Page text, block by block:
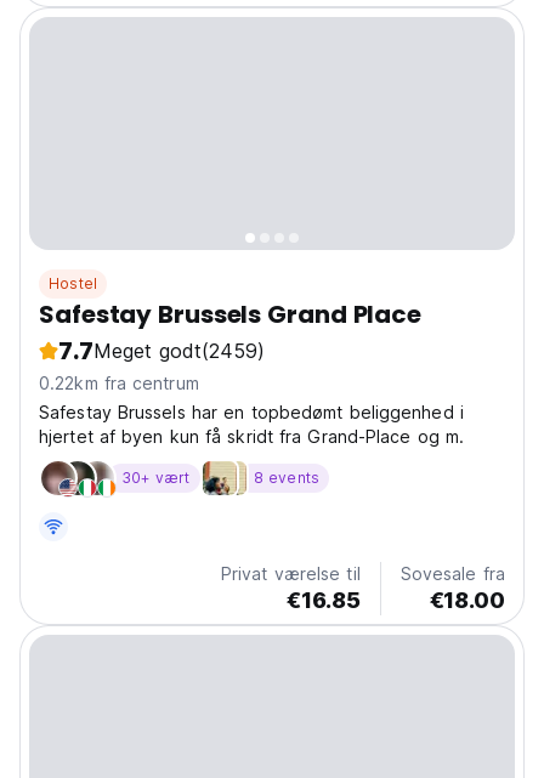
Hostel
Safestay Brussels Grand Place
7.7Meget godt(2459)
0.22km fra centrum
Safestay Brussels har en topbedømt beliggenhed i
hjertet af byen kun få skridt fra Grand-Place og m.
30+ vært 8 events
Privat værelse til
€16.85
Sovesale fra
€18.00